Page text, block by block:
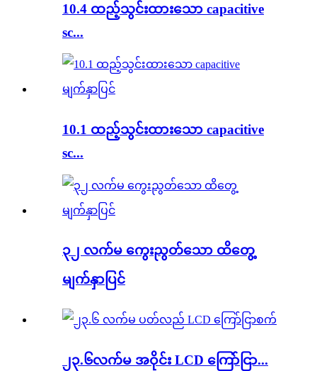
10.4 ထည့်သွင်းထားသော capacitive
sc...
10.1 ထည့်သွင်းထားသော capacitive
sc...
၃၂ လက်မ ကွေးညွတ်သော ထိတွေ့
မျက်နှာပြင်
၂၃.၆လက်မ အဝိုင်း LCD ကြော်ငြာ...